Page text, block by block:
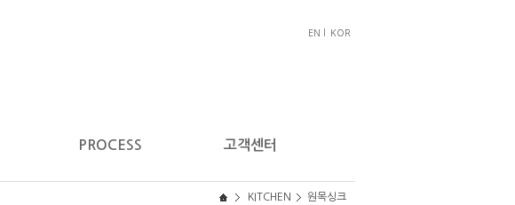
EN l KOR
PROCESS 고객센터
KITCHEN 원목싱크